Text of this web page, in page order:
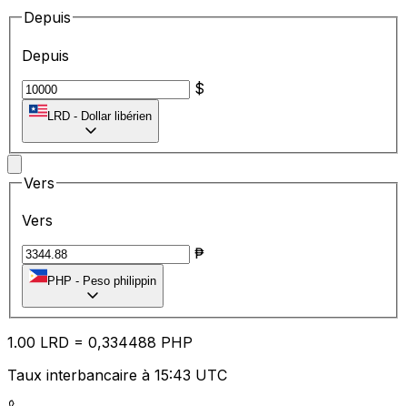
Depuis
Depuis
$
LRD - Dollar libérien
Vers
Vers
₱
PHP - Peso philippin
1.00 LRD = 0,334488 PHP
Taux interbancaire à 15:43 UTC